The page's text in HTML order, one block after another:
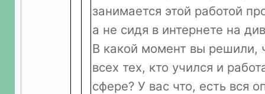
занимается этой работой
а не сидя в интернете на
В какой момент вы решили,
всех тех, кто учился и
сфере? У вас что, есть вся